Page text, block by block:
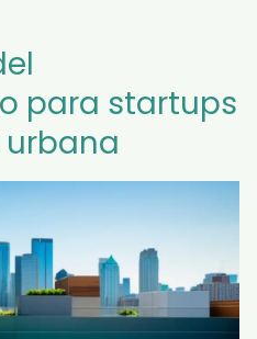
para startups